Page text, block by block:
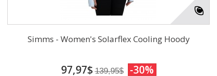
Simms - Women's Solarflex Cooling Hoody
97,97$ 139,95$ -30%